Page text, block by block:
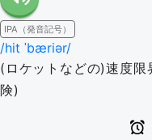
IPA（発音記号）
/hit ˈbæriər/
(ロケットなどの)速度
険)